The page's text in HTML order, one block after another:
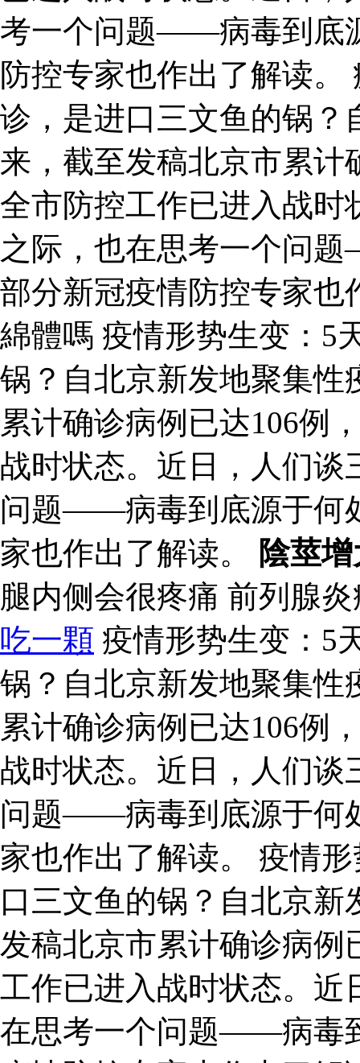
考一个问题——病毒到底
防控专家也作出了解读。
诊，是进口三文鱼的锅？
来，截至发稿北京市累计
全市防控工作已进入战时
之际，也在思考一个问
部分新冠疫情防控专家也
綿體嗎 疫情形势生变：5
锅？自北京新发地聚集性
累计确诊病例已达106例
战时状态。近日，人们谈
问题——病毒到底源于何
家也作出了解读。
陰莖
腿内侧会很疼痛 前列腺
吃一顆 疫情形势生变：5
锅？自北京新发地聚集性
累计确诊病例已达106例
战时状态。近日，人们谈
问题——病毒到底源于何
家也作出了解读。 疫情
口三文鱼的锅？自北京
发稿北京市累计确诊病例
工作已进入战时状态。近
在思考一个问题——病毒